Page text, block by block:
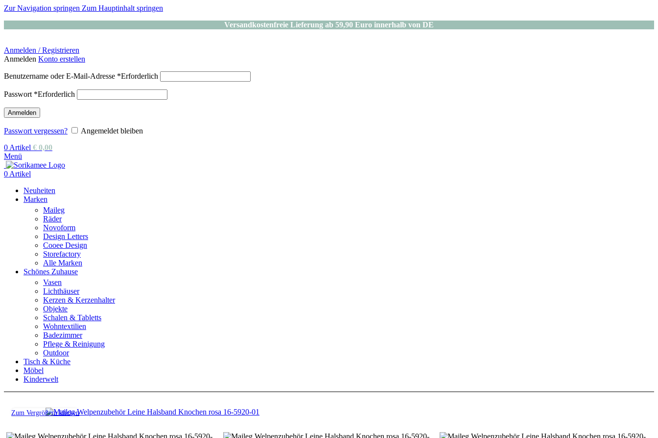
Zur Navigation springen Zum Hauptinhalt springen
Versandkostenfreie Lieferung ab 59,90 Euro innerhalb von DE
Anmelden / Registrieren
Anmelden Konto erstellen
Benutzername oder E-Mail-Adresse *Erforderlich
Passwort *Erforderlich
Anmelden
Passwort vergessen?
Angemeldet bleiben
0 Artikel € 0,00
Menü
0 Artikel
Neuheiten
Marken
Maileg
Räder
Novoform
Design Letters
Cooee Design
Storefactory
Alle Marken
Schönes Zuhause
Vasen
Lichthäuser
Kerzen & Kerzenhalter
Objekte
Schalen & Tabletts
Wohntextilien
Badezimmer
Pflege & Reinigung
Outdoor
Tisch & Küche
Möbel
Kinderwelt
Zum Vergrößern klicken